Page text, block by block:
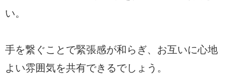
い。
手を繋ぐことで緊張感が和らぎ、お互いに心地
よい雰囲気を共有できるでしょう。